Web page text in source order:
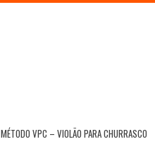
MÉTODO VPC – VIOLÃO PARA CHURRASCO